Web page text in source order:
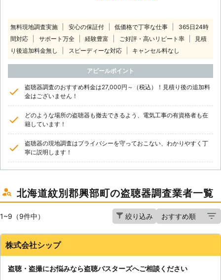
無料現地調査実施 安心の保証付 低価格で丁寧な仕事
365日24時
間対応
サポート万全 経験豊富 ご好評・高いリピート率
見積
り後追加料金無し
スピーディーな対応 キャンセル料なし
アピールポイント
盗聴器調査のおすすめ料金は27,000円～（税込）！見積り後の追加料
金はございません！
どのような場所の盗聴器も撤去できるよう、電気工事の有資格者も在
籍しています！
盗聴器の現地調査はプライバシーを守っておこない、わかりやすく丁
寧に説明します！
北海道紋別郡興部町の盗聴器調査業者一覧
1~9（9件中） 絞り込み
株式会社シップ
盗聴・盗撮にお悩みなら盗聴バスターズへご相談ください